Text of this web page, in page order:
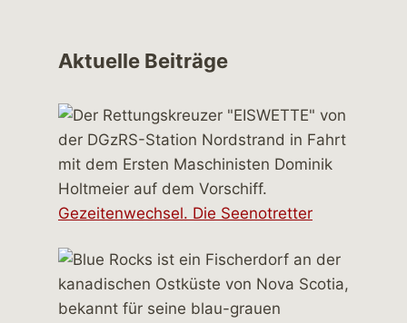
Aktuelle Beiträge
Gezeitenwechsel. Die Seenotretter